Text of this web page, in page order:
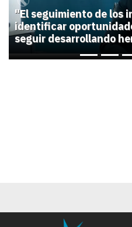
"El seguimiento de los
identificar
seguir desarrollando
Previous